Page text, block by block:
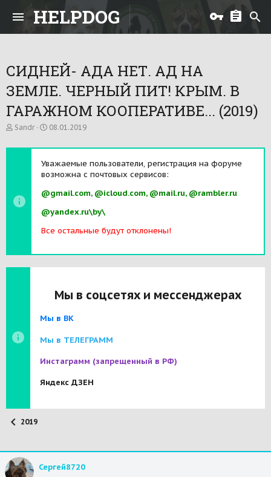
HELPDOG
СИДНЕЙ- АДА НЕТ. АД НА
ЗЕМЛЕ. ЧЕРНЫЙ ПИТ! КРЫМ. В
ГАРАЖНОМ КООПЕРАТИВЕ... (2019)
А
т
м
ы
Sandr
Д
т
н
а
а
а
08.01.2019
Уважаемые пользователи, регистрация на форуме
возможна с почтовых сервисов:
@gmail.com, @icloud.com, @mail.ru, @rambler.ru
@yandex.ru\by\
Все остальные будут отклонены!
Мы в соцсетях и мессенджерах
Мы в ВК
Мы в ТЕЛЕГРАММ
Инстаграмм (запрещенный в РФ)
Яндекс ДЗЕН
2019
Сергей8720